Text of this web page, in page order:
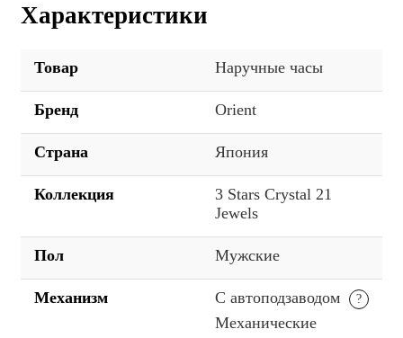
Характеристики
Товар Наручные часы
Бренд Orient
Страна Япония
Коллекция
3 Stars Crystal 21
Jewels
Пол Мужские
Механизм
С автоподзаводом
Механические